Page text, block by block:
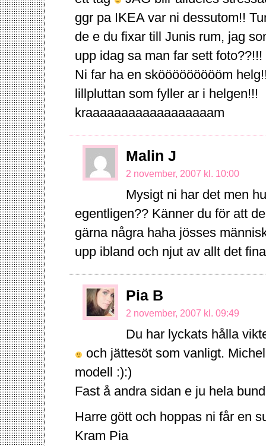
ggr pa IKEA var ni dessutom!!
de e du fixar till Junis rum, jag
upp idag sa man far sett foto??!!!
Ni far ha en sköööööööööm
lillpluttan som fyller ar i helgen!!!
kraaaaaaaaaaaaaaaaaam
Malin J
2 november, 2007 kl. 10:00
Mysigt ni har det men
egentligen?? Känner du för att
gärna några haha jösses
upp ibland och njut av allt det
Pia B
2 november, 2007 kl. 09:49
Du har lyckats hålla
och jättesöt som vanligt.
modell :):)
Fast å andra sidan e ju hela
Harre gött och hoppas ni får en
Kram Pia